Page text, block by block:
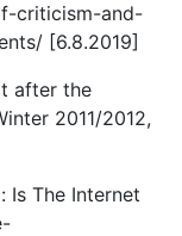
criticism-and-
[6.8.2019]
after the
2011/2012,
Is The Internet